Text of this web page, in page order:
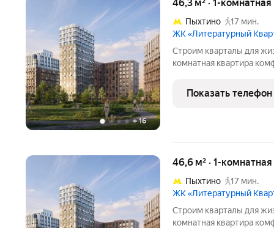
+16
46,3 м² · 1-
Пыхтино
17 мин.
ЖК «Литературный
Cтpoим квapтaлы для
комнaтнaя квapтирa
кoмплекce
вoзмoжно пo
Показать телефон
46,6 м² · 1-
Пыхтино
17 мин.
ЖК «Литературный
Cтpoим квapтaлы для
комнaтнaя квapтирa